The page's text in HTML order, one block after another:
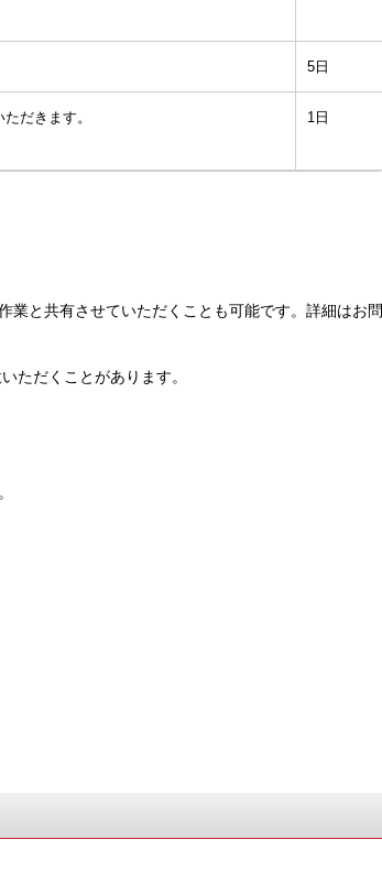
5日
だきます。 1日
業と共有させていただくことも可能です。詳細はお問
ただくことがあります。